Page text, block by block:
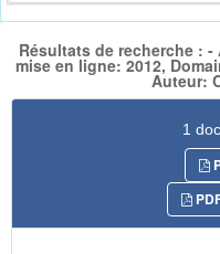
Résultats de recherche :
mise en ligne: 2012,
Auteur:
1